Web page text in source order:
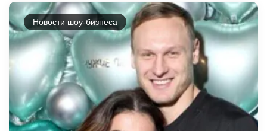
Новости шоу-бизнеса